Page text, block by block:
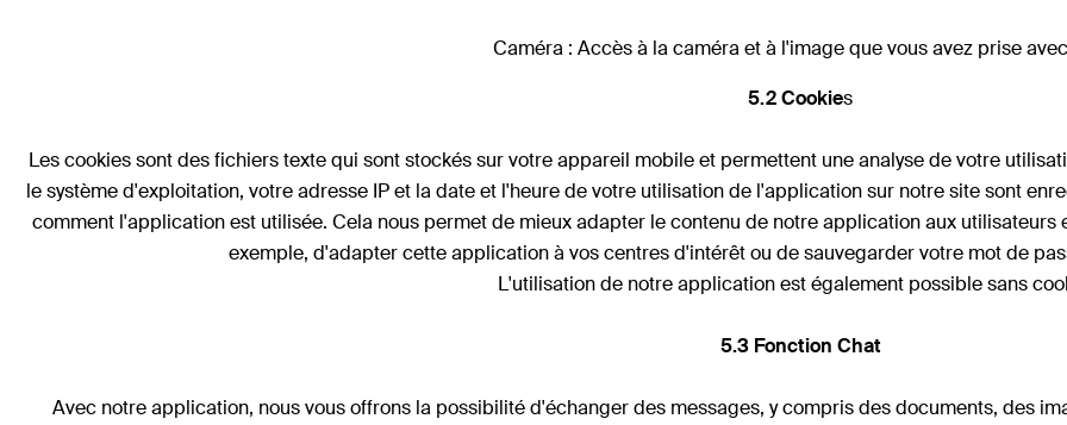
Caméra : Accès à la caméra et à l'image que vous avez prise
5.2 Cookies
Les cookies sont des fichiers texte qui sont stockés sur votre appareil mobile et permettent une analyse de votre
le système d'exploitation, votre adresse IP et la date et l'heure de votre utilisation de l'application sur notre site sont
comment l'application est utilisée. Cela nous permet de mieux adapter le contenu de notre application aux
exemple, d'adapter cette application à vos centres d'intérêt ou de sauvegarder votre mot de
L'utilisation de notre application est également possible sans
5.3 Fonction Chat
Avec notre application, nous vous offrons la possibilité d'échanger des messages, y compris des documents, des